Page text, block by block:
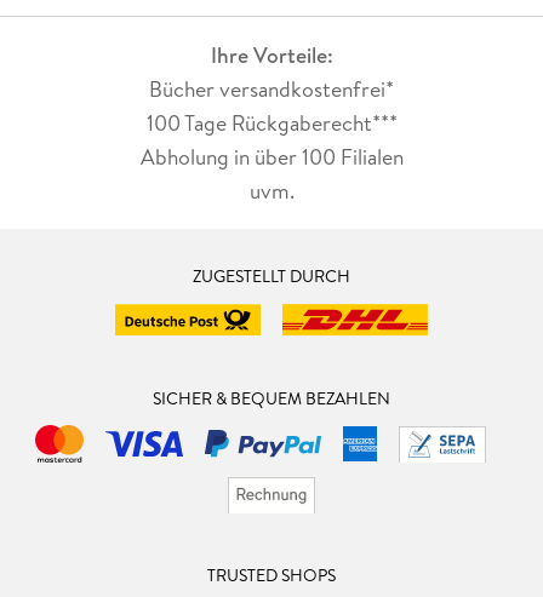
Ihre Vorteile:
Bücher versandkostenfrei*
100 Tage Rückgaberecht***
Abholung in über 100 Filialen
uvm.
ZUGESTELLT DURCH
SICHER & BEQUEM BEZAHLEN
TRUSTED SHOPS